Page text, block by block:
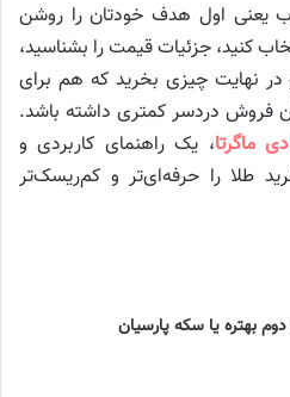
یعنی اول هدف خودتان را روشن
کنید، جزئیات قیمت را بشناسید،
در نهایت چیزی بخرید که هم برای
فروش دردسر کمتری داشته باشد.
ماگرتا، یک راهنمای کاربردی و
طلا را حرفه‌ای‌تر و کم‌ریسک‌تر
بهتره یا سکه پارسیان